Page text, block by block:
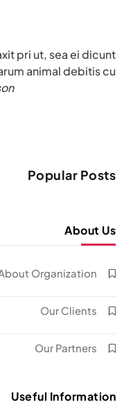
pri ut, sea ei dicunt
animal debitis cu
Popular Posts
About Us
Organization
Our Clients
Our Partners
Useful Information